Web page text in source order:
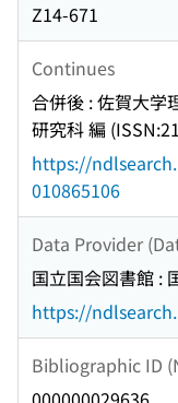
Z14-671
Continues
合併後 : 佐賀大学
研究科 編
https://
010865106
Data Provider
国立国会図書館 :
https://
Bibliographic ID